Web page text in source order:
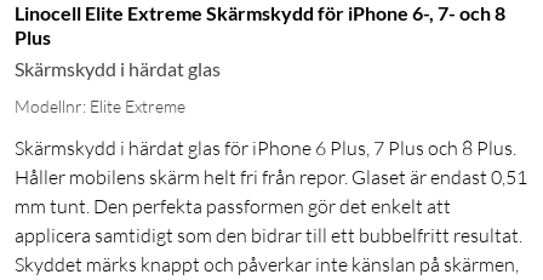
Linocell Elite Extreme Skärmskydd för iPhone 6-, 7- och 8
Plus
Skärmskydd i härdat glas
Modellnr: Elite Extreme
Skärmskydd i härdat glas för iPhone 6 Plus, 7 Plus och 8 Plus.
Håller mobilens skärm helt fri från repor. Glaset är endast 0,51
mm tunt. Den perfekta passformen gör det enkelt att
applicera samtidigt som den bidrar till ett bubbelfritt resultat.
Skyddet märks knappt och påverkar inte känslan på skärmen,